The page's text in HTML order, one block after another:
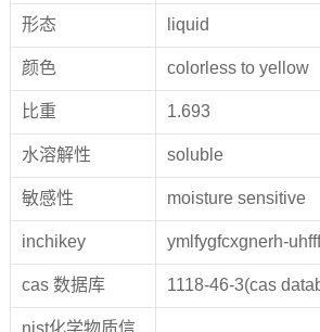
形态 liquid
颜色 colorless to yellow
比重 1.693
水溶解性 soluble
敏感性 moisture sensitive
inchikey ymlfygfcxgnerh-
cas 数据库 1118-46-3(cas
nist化学物质信